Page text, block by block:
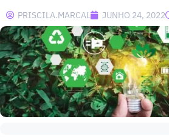
PRISCILA.MARCAL JUNHO 24, 2022